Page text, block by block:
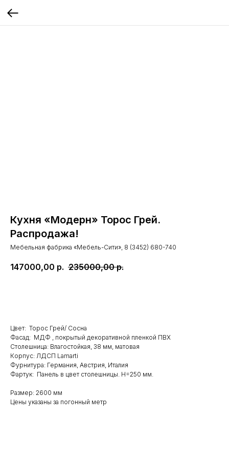
Кухня «Модерн» Торос Грей.
Распродажа!
Мебельная фабрика «Мебель-Сити», 8 (3452) 680-740
147000,00 р. 235000,00 р.
Цвет: Торос Грей/ Сосна
Фасад: МДФ , покрытый декоративной пленкой ПВХ
Столешница: Влагостойкая, 38 мм, матовая
Корпус: ЛДСП Lamarti
Фурнитура: Германия, Австрия, Италия
Фартук: Панель в цвет столешницы. Н=250 мм.
Размер: 2600 мм
Цены указаны за погонный метр